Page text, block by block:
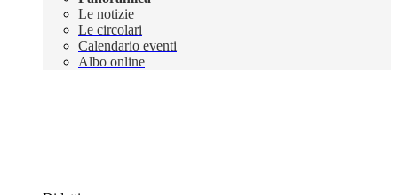
Le notizie
Le circolari
Calendario eventi
Albo online